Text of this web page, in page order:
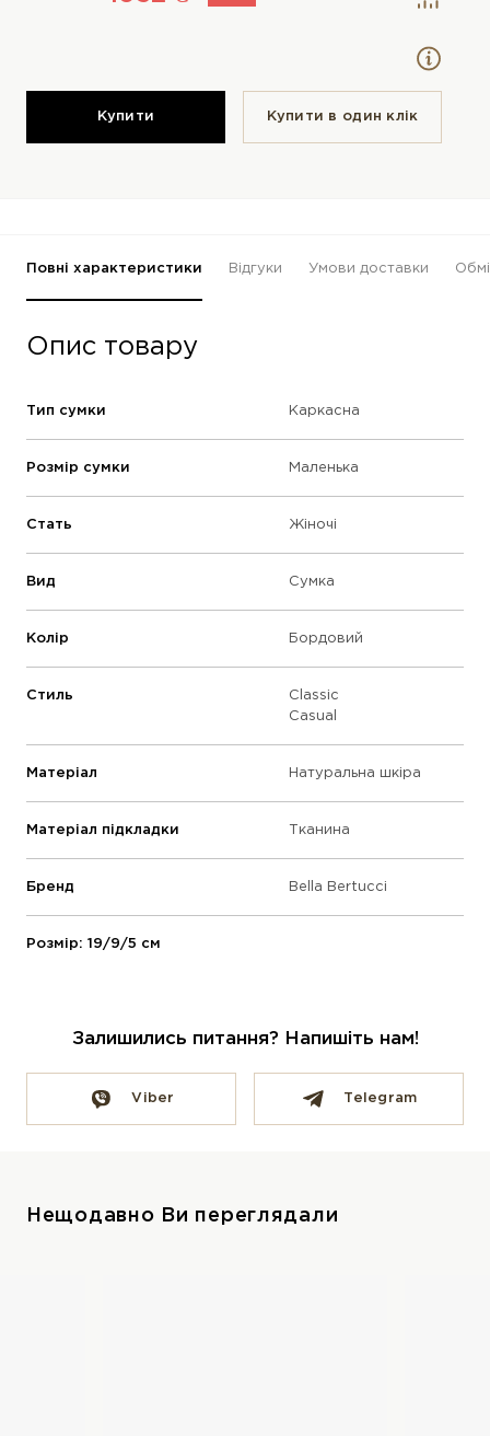
Купити Купити в один клiк
Повні характеристики Відгуки Умови доставки
Опис товару
Тип сумки Каркасна
Розмір сумки Маленька
Стать Жіночі
Вид Сумка
Колір Бордовий
Стиль
Classic
Casual
Матеріал Натуральна шкіра
Матеріал підкладки Тканина
Бренд Bella Bertucci
Розмір: 19/9/5 см
Залишились питання? Напишіть нам!
Viber Telegram
Нещодавно Ви переглядали